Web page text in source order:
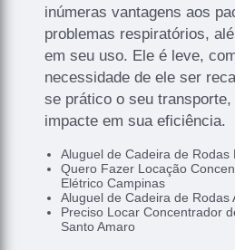
inúmeras vantagens aos
problemas respiratórios,
em seu uso. Ele é leve,
necessidade de ele ser
se prático o seu
impacte em sua eficiência.
Aluguel de Cadeira de Rodas
Quero Fazer Locação
Elétrico Campinas
Aluguel de Cadeira de Rodas
Preciso Locar Concentrador
Santo Amaro